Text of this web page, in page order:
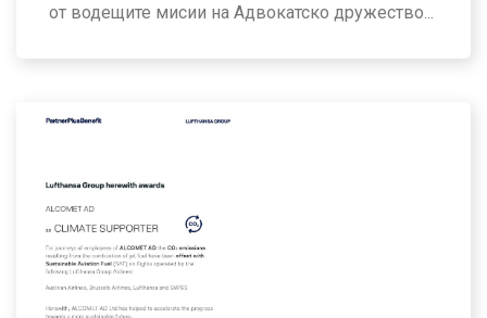
от водещите мисии на Адвокатско дружество...